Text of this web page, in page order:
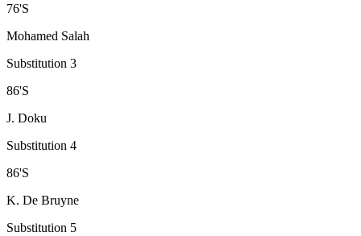
76'S
Mohamed Salah
Substitution 3
86'S
J. Doku
Substitution 4
86'S
K. De Bruyne
Substitution 5